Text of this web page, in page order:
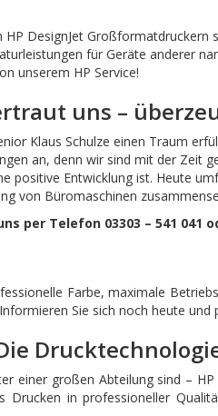
DesignJet
für Geräte anderer
unserem HP Service!
uns –
Klaus Schulze einen Traum
an, denn wir sind mit der Zeit
positive Entwicklung ist. Heute
von Büromaschinen
per Telefon 03303 – 541 041
Farbe, maximale
Sie sich noch heute
einer großen Abteilung sind –
Drucken in professioneller